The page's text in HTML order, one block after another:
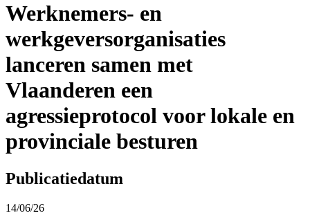
Werknemers- en
werkgeversorganisaties
lanceren samen met
Vlaanderen een
agressieprotocol voor lokale en
provinciale besturen
Publicatiedatum
14/06/26